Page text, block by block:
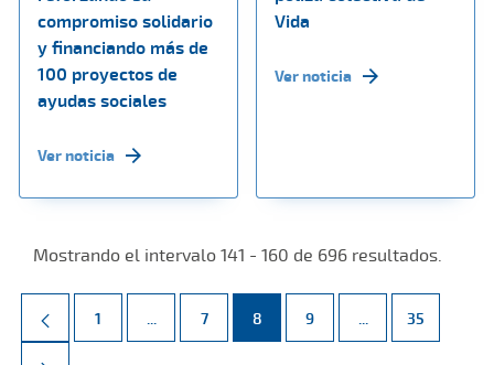
compromiso solidario
y financiando más de
100 proyectos de
ayudas sociales
Ver noticia
Vida
Ver noticia
Mostrando el intervalo 141 - 160 de 696 resultados.
Página
1 ... Páginas intermedias Use TAB para desplazarse.
Página
7 Página
8 Página
9 ... Páginas
Página
35